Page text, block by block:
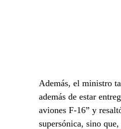
Además, el ministro
además de estar
aviones F-16” y
supersónica, sino